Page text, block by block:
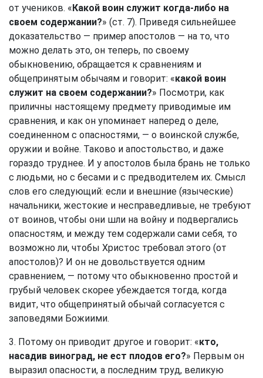
от учеников. «Какой воин служит когда-либо на
своем содержании?» (ст. 7). Приведя сильнейшее
доказательство — пример апостолов — на то, что
можно делать это, он теперь, по своему
обыкновению, обращается к сравнениям и
общепринятым обычаям и говорит: «какой воин
служит на своем содержании?» Посмотри, как
приличны настоящему предмету приводимые им
сравнения, и как он упоминает наперед о деле,
соединенном с опасностями, — о воинской службе,
оружии и войне. Таково и апостольство, и даже
гораздо труднее. И у апостолов была брань не только
с людьми, но с бесами и с предводителем их. Смысл
слов его следующий: если и внешние (языческие)
начальники, жестокие и несправедливые, не требуют
от воинов, чтобы они шли на войну и подвергались
опасностям, и между тем содержали сами себя, то
возможно ли, чтобы Христос требовал этого (от
апостолов)? И он не довольствуется одним
сравнением, — потому что обыкновенно простой и
грубый человек скорее убеждается тогда, когда
видит, что общепринятый обычай согласуется с
заповедями Божиими.
3. Потому он приводит другое и говорит: «кто,
насадив виноград, не ест плодов его?» Первым он
выразил опасности, а последним труд, великую